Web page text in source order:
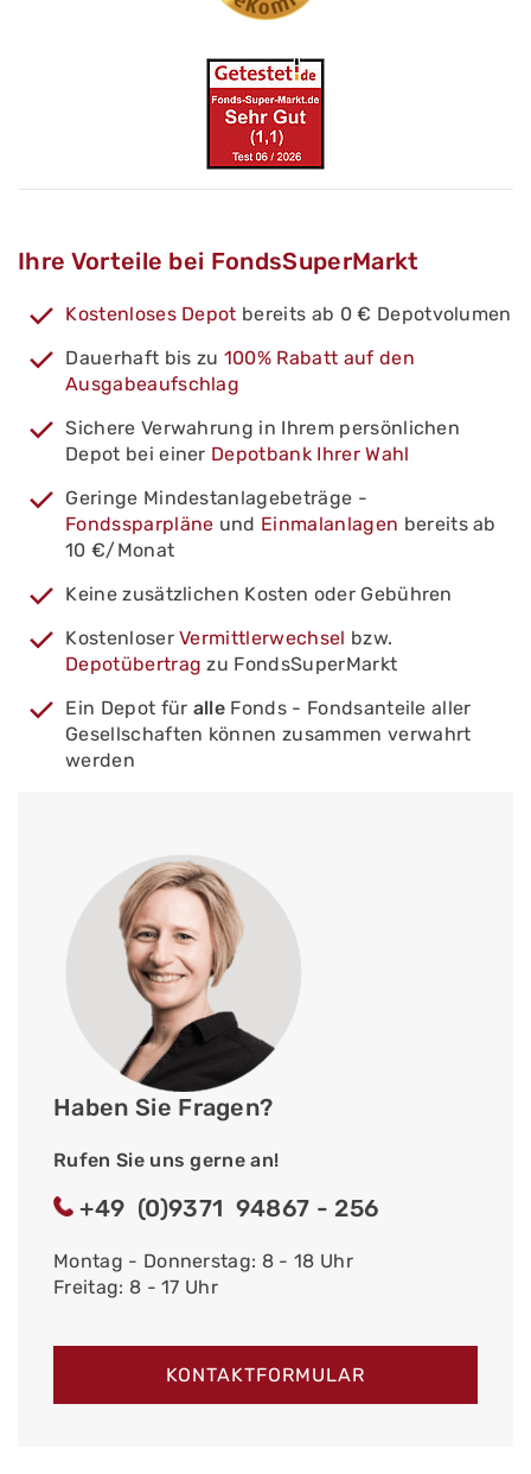
Ihre Vorteile bei FondsSuperMarkt
Kostenloses Depot bereits ab 0 € Depotvolumen
Dauerhaft bis zu 100% Rabatt auf den
Ausgabeaufschlag
Sichere Verwahrung in Ihrem persönlichen
Depot bei einer Depotbank Ihrer Wahl
Geringe Mindestanlagebeträge -
Fondssparpläne und Einmalanlagen bereits ab
10 €/Monat
Keine zusätzlichen Kosten oder Gebühren
KostenloserVermittlerwechsel bzw.
Depotübertrag zu FondsSuperMarkt
Ein Depot für alle Fonds - Fondsanteile aller
Gesellschaften können zusammen verwahrt
werden
Haben Sie Fragen?
Rufen Sie uns gerne an!
+49 (0)9371 94867 - 256
Montag - Donnerstag: 8 - 18 Uhr
Freitag: 8 - 17 Uhr
KONTAKTFORMULAR